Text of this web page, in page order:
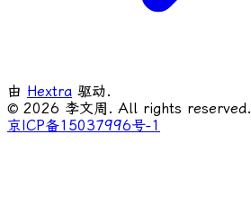
由 Hextra 驱动.
© 2026 李文周. All rights reserved.
京ICP备15037996号-1